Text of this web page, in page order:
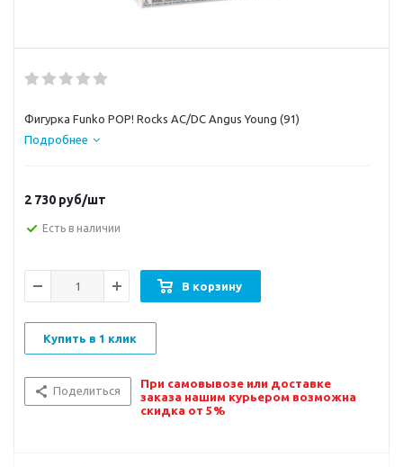
Фигурка Funko POP! Rocks AC/DC Angus Young (91)
Подробнее
2 730 руб/шт
Есть в наличии
В корзину
Купить в 1 клик
Поделиться
При самовывозе или доставке
заказа нашим курьером возможна
скидка от 5%